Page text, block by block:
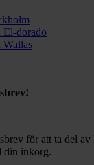
El-dorado
Wallas
för att ta del av
din inkorg.